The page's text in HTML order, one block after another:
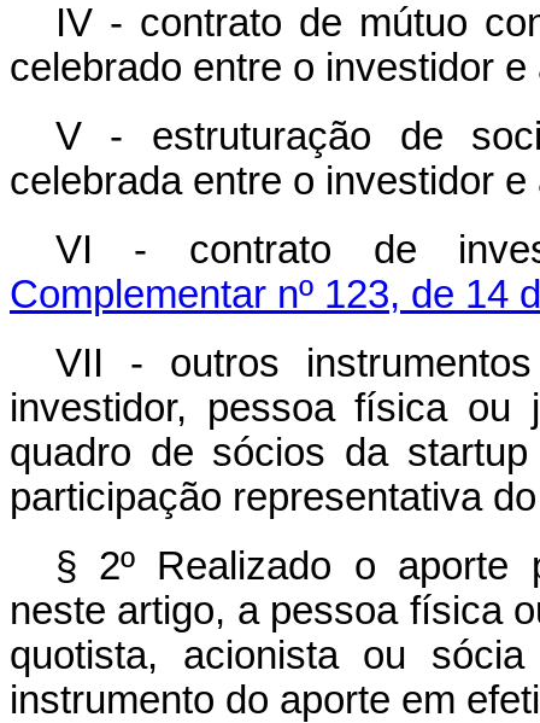
IV - contrato de mútuo
celebrado entre o investidor e
V - estruturação de
celebrada entre o investidor e
VI - contrato de
Complementar nº 123, de 14
VII - outros
investidor, pessoa física ou
quadro de sócios da startup
participação representativa
§ 2º Realizado o aporte
neste artigo, a pessoa física
quotista, acionista ou
instrumento do aporte em